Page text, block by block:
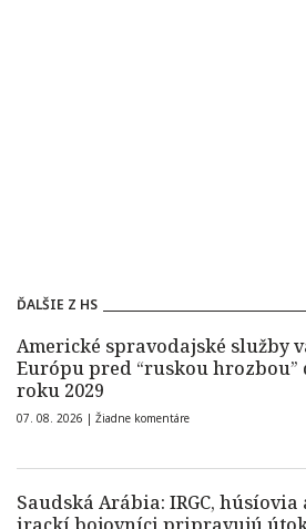
ĎALŠIE Z HS
Americké spravodajské služby
Európu pred “ruskou hrozbou”
roku 2029
07. 08. 2026 | Žiadne komentáre
Saudská Arábia: IRGC, húsíovia